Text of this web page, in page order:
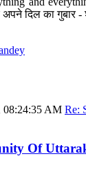
दिल का गुबार -
08:24:35 AM Re:
Of